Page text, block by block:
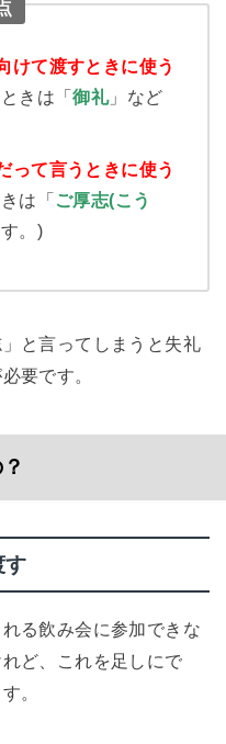
けて渡すときに使う
きは「御礼」など
って言うときに使う
は「ご厚志(こう
。)
と言ってしまうと失礼
要です。
す
る飲み会に参加できな
ど、これを足しにで
。